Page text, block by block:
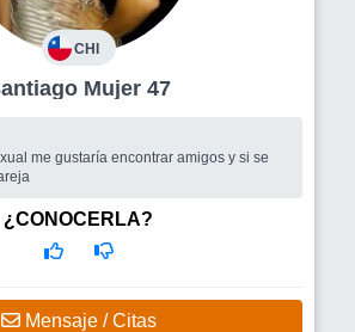
CHI
Santiago Mujer 47
me gustaría encontrar amigos y si se
¿CONOCERLA?
Mensaje / Citas